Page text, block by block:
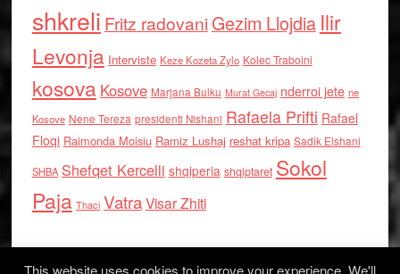
shkreli Fritz radovaniGezim Llojdia Ilir
Levonja Interviste Keze Kozeta Zylo Kolec Traboini
kosova Kosove Marjana Bulku Murat Gecaj nderroi jete ne
Kosove Nene Tereza presidenti Nishani Rafaela Prifti Rafael
Floqi Raimonda Moisiu Ramiz Lushaj reshat kripa Sadik Elshani
SHBA Shefqet Kercelli shqiperia shqiptaret Sokol
Paja Thaci VatraVisar Zhiti
This website uses cookies to improve your experience. We'll